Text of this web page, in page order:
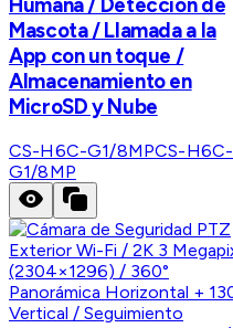
Mascota / Llamada a la
App con un toque /
Almacenamiento en
MicroSD y Nube
CS-H6C-G1/8MPCS-H6C-
G1/8MP